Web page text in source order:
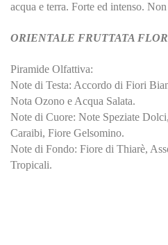
acqua e terra. Forte ed intenso.
ORIENTALE FRUTTATA
Piramide Olfattiva:
Note di Testa: Accordo di Fiori
Nota Ozono e Acqua Salata.
Note di Cuore: Note Speziate
Caraibi, Fiore Gelsomino.
Note di Fondo: Fiore di Thiarè,
Tropicali.